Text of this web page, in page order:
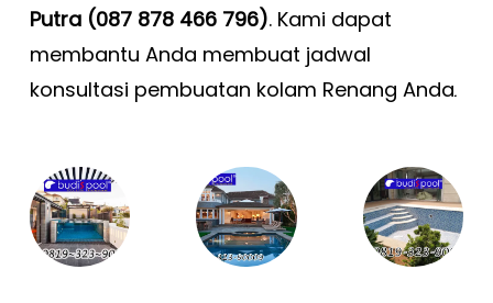
Putra (087 878 466 796). Kami dapat
membantu Anda membuat jadwal
konsultasi pembuatan kolam Renang Anda.